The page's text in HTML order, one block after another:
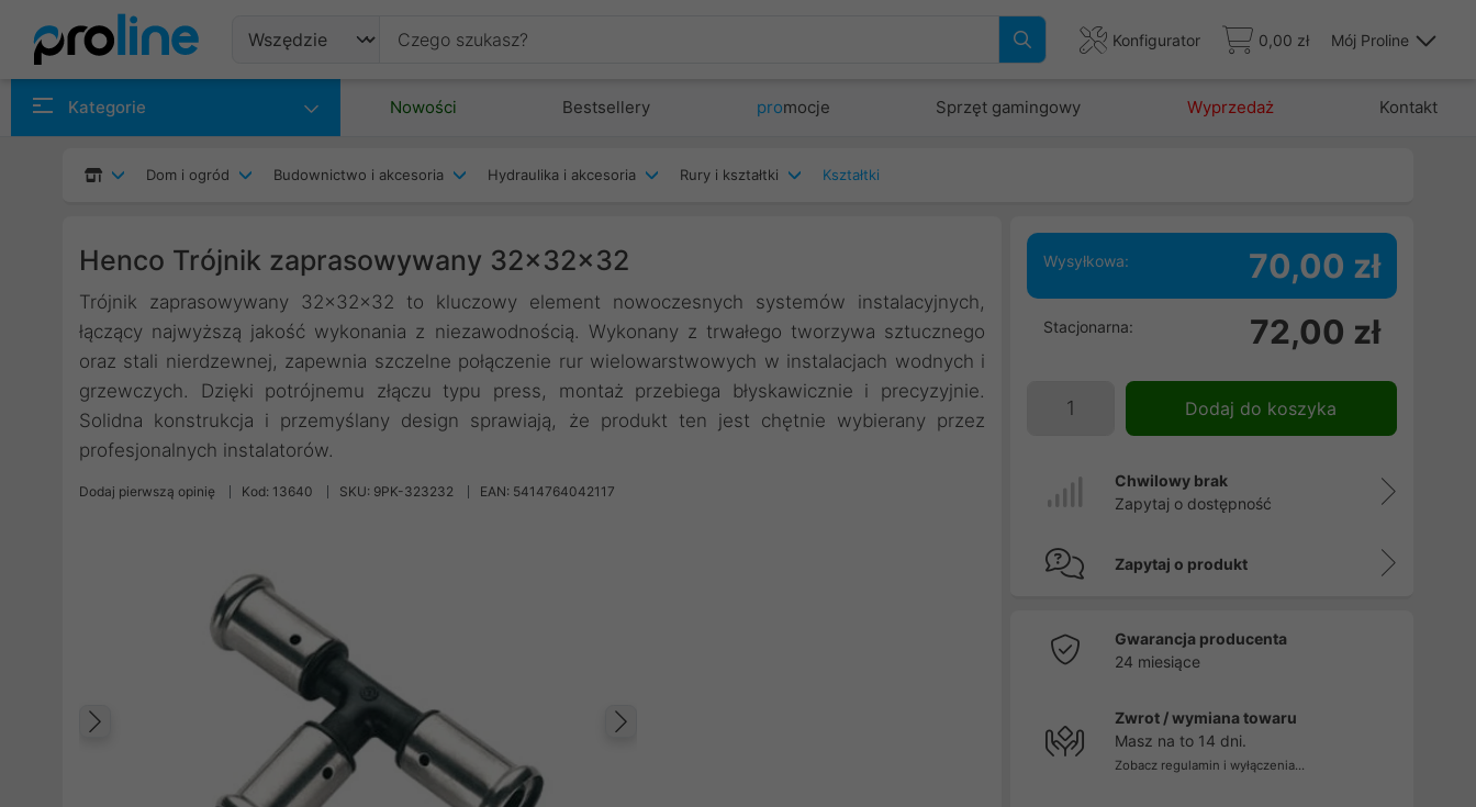
Konfigurator 0,00 zł Mój Proline
Kategorie Nowości Bestsellery promocje Sprzęt gamingowy Wyprzedaż Kontakt
Dom i ogród Budownictwo i akcesoria Hydraulika i akcesoria Rury i kształtki Kształtki
Henco Trójnik zaprasowywany 32x32x32
Trójnik zaprasowywany 32x32x32 to kluczowy element nowoczesnych systemów instalacyjnych,
łączący najwyższą jakość wykonania z niezawodnością. Wykonany z trwałego tworzywa sztucznego
oraz stali nierdzewnej, zapewnia szczelne połączenie rur wielowarstwowych w instalacjach wodnych i
grzewczych. Dzięki potrójnemu złączu typu press, montaż przebiega błyskawicznie i precyzyjnie.
Solidna konstrukcja i przemyślany design sprawiają, że produkt ten jest chętnie wybierany przez
profesjonalnych instalatorów.
Dodaj pierwszą opinię Kod: 13640 SKU: 9PK-323232 EAN: 5414764042117
Wysyłkowa: 70,00 zł
Stacjonarna: 72,00 zł
Dodaj do koszyka
Chwilowy brak
Zapytaj o dostępność
Zapytaj o produkt
Gwarancja producenta
24 miesiące
Zwrot / wymiana towaru
Masz na to 14 dni.
Zobacz regulamin i wyłączenia...